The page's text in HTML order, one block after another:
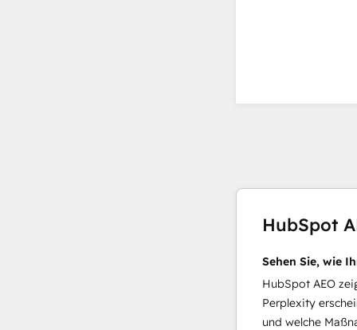
HubSpot
Sehen Sie, wie
HubSpot AEO
Perplexity
und welche